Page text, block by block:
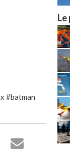
#batman